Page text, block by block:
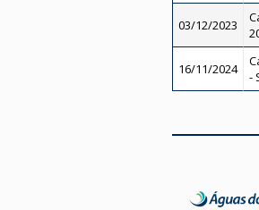
03/12/2023
16/11/2024
-